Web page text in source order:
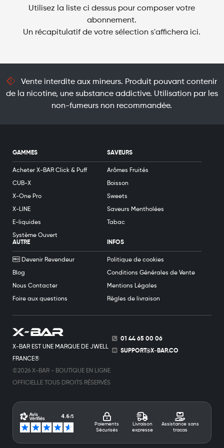
Utilisez la liste ci dessus pour composer votre
abonnement.
Un récapitulatif de votre sélection s'affichera ici.
Vente interdite aux mineurs. Produit pouvant contenir
de la nicotine, une substance addictive. Utilisation par les
non-fumeurs non recommandée.
X-BAR EST UNE MARQUE DE JWELL
FRANCE®
©2026 X-BAR - BOUTIQUE EN LIGNE
OFFICIELLE TOUS DROITS RÉSERVÉS
01 44 65 00 06
SUPPORT@X-BAR.CO
Paiements
Sécurisés
Livraison
expresse
Assistance sans
tracas
GAMMES
Acheter X-BAR Click & Puff
CUB-X
X-One Pro
X-LINE
E-liquides
Système Ouvert
SAVEURS
Arômes Fruités
Boisson
Sweets
Saveurs Mentholées
Tabac
AUTRE
Devenir Revendeur
Blog
Nous Contacter
Foire aux questions
INFOS
Politique de cookies
Conditions Générales de Vente
Mentions Légales
Règles de livraison